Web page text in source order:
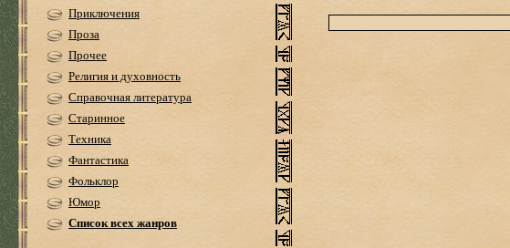
Приключения
Проза
Прочее
Религия и духовность
Справочная литература
Старинное
Техника
Фантастика
Фольклор
Юмор
Список всех жанров